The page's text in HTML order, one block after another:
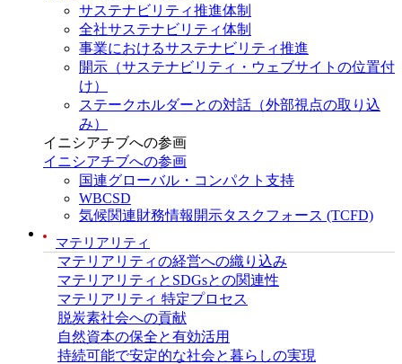
サステナビリティ推進体制
全社サステナビリティ体制
事業におけるサステナビリティ推進
開示（サステナビリティ・ウェブサイトの位置付
け）
ステークホルダーとの対話（外部視点の取り込
み）
イニシアチブへの参画
イニシアチブへの参画
国連グローバル・コンパクト支持
WBCSD
気候関連財務情報開示タスクフォース (TCFD)
マテリアリティ
マテリアリティの経営への織り込み
マテリアリティとSDGsとの関連性
マテリアリティ 特定プロセス
脱炭素社会への貢献
自然資本の保全と有効活用
持続可能で安定的な社会と暮らしの実現